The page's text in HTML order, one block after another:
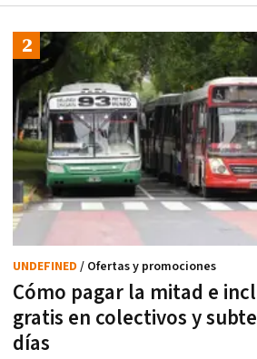
Cómo pagar la mitad e
gratis en colectivos y
días
UNDEFINED / Ofertas y promociones